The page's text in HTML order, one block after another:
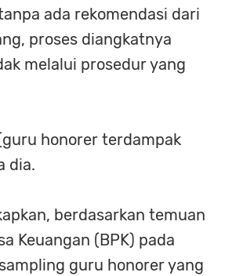
ada rekomendasi dari
proses diangkatnya
melalui prosedur yang
honorer terdampak
dia.
berdasarkan temuan
Keuangan (BPK) pada
guru honorer yang